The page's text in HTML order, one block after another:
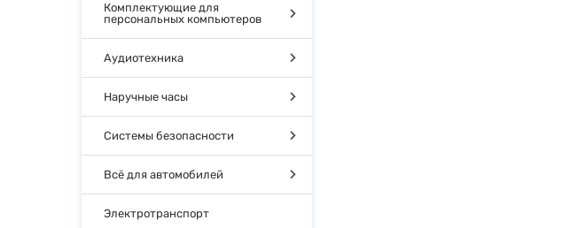
Комплектующие для
персональных компьютеров
Аудиотехника
Наручные часы
Системы безопасности
Всё для автомобилей
Электротранспорт